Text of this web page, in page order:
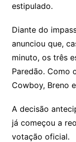
estipulado.
Diante do
anunciou que,
minuto, os três
Paredão. Como
Cowboy, Breno
A decisão
já começou a
votação oficial.